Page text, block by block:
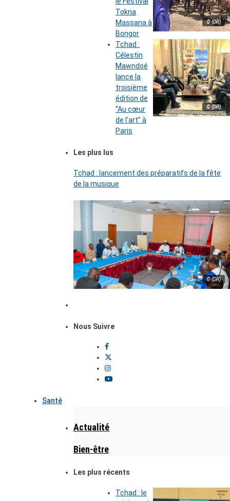
© (DR)
Tokna
Massana à
Bongor
© (DR)
Tchad :
Célestin
Mawndoé
lance la
troisième
édition de
‘’Au cœur
de l’art’’ à
Paris
Les plus lus
Tchad : lancement des préparatifs de la fête
de la musique
© (DR)
Nous Suivre
Santé
Actualité
Bien-être
Les plus récents
Tchad : le